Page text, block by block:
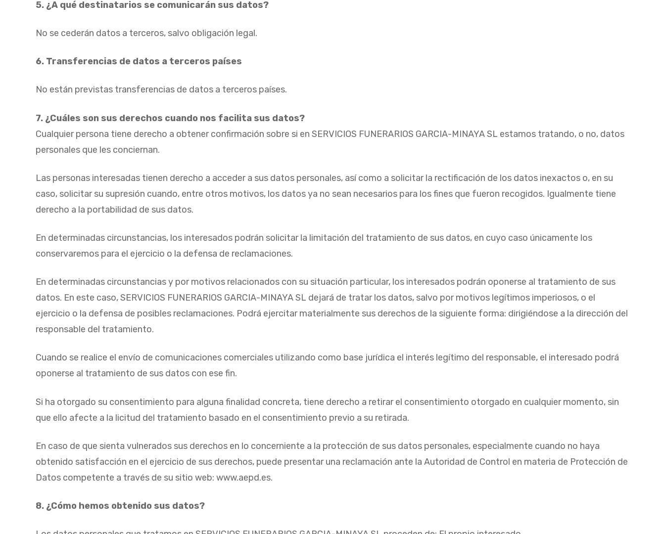
5. ¿A qué destinatarios se comunicarán sus datos?
No se cederán datos a terceros, salvo obligación legal.
6. Transferencias de datos a terceros países
No están previstas transferencias de datos a terceros países.
7. ¿Cuáles son sus derechos cuando nos facilita sus datos?
Cualquier persona tiene derecho a obtener confirmación sobre si en SERVICIOS FUNERARIOS GARCIA-MINAYA SL estamos tratando, o no, datos
personales que les conciernan.
Las personas interesadas tienen derecho a acceder a sus datos personales, así como a solicitar la rectificación de los datos inexactos o, en su
caso, solicitar su supresión cuando, entre otros motivos, los datos ya no sean necesarios para los fines que fueron recogidos. Igualmente tiene
derecho a la portabilidad de sus datos.
En determinadas circunstancias, los interesados podrán solicitar la limitación del tratamiento de sus datos, en cuyo caso únicamente los
conservaremos para el ejercicio o la defensa de reclamaciones.
En determinadas circunstancias y por motivos relacionados con su situación particular, los interesados podrán oponerse al tratamiento de sus
datos. En este caso, SERVICIOS FUNERARIOS GARCIA-MINAYA SL dejará de tratar los datos, salvo por motivos legítimos imperiosos, o el
ejercicio o la defensa de posibles reclamaciones. Podrá ejercitar materialmente sus derechos de la siguiente forma: dirigiéndose a la dirección del
responsable del tratamiento.
Cuando se realice el envío de comunicaciones comerciales utilizando como base jurídica el interés legítimo del responsable, el interesado podrá
oponerse al tratamiento de sus datos con ese fin.
Si ha otorgado su consentimiento para alguna finalidad concreta, tiene derecho a retirar el consentimiento otorgado en cualquier momento, sin
que ello afecte a la licitud del tratamiento basado en el consentimiento previo a su retirada.
En caso de que sienta vulnerados sus derechos en lo concerniente a la protección de sus datos personales, especialmente cuando no haya
obtenido satisfacción en el ejercicio de sus derechos, puede presentar una reclamación ante la Autoridad de Control en materia de Protección de
Datos competente a través de su sitio web: www.aepd.es.
8. ¿Cómo hemos obtenido sus datos?